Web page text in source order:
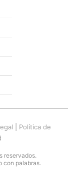
Política de
reservados.
con palabras.